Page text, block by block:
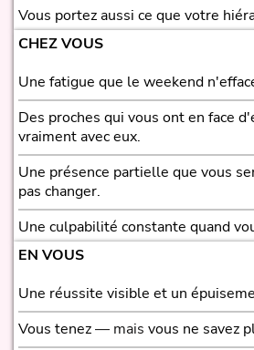
Vous portez aussi ce que votre
CHEZ VOUS
Une fatigue que le weekend
Des proches qui vous ont en face
vraiment avec eux.
Une présence partielle que vous
pas changer.
Une culpabilité constante quand
EN VOUS
Une réussite visible et un
Vous tenez— mais vous ne savez